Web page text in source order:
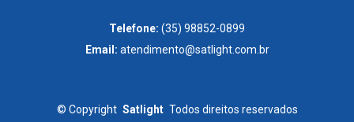
Telefone: (35) 98852-0899
Email: atendimento@satlight.com.br
© Copyright Satlight Todos direitos reservados